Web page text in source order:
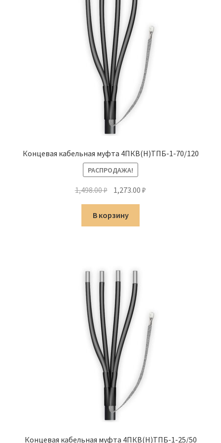
Концевая кабельная муфта 4ПКВ(Н)ТПБ-1-70/120
РАСПРОДАЖА!
1,498.00₽ Первоначальная
цена
составляла
1,498.00 ₽.
1,273.00₽
В корзину
Концевая кабельная муфта 4ПКВ(Н)ТПБ-1-25/50